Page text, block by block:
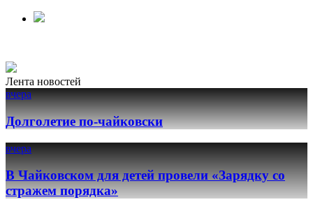
Лента новостей
вчера
Долголетие по-чайковски
вчера
В Чайковском для детей провели «Зарядку со
стражем порядка»